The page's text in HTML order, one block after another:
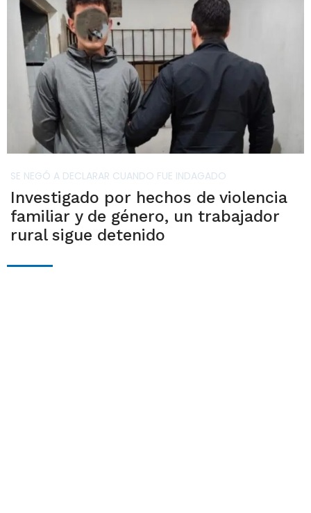
SE NEGÓ A DECLARAR CUANDO FUE INDAGADO
Investigado por hechos de violencia
familiar y de género, un trabajador
rural sigue detenido